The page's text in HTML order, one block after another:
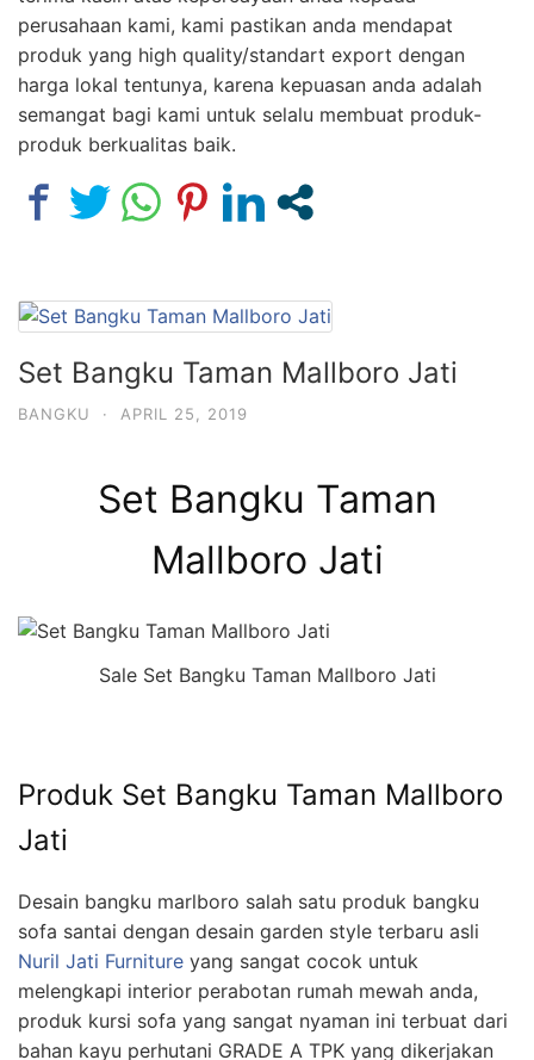
perusahaan kami, kami pastikan anda mendapat
produk yang high quality/standart export dengan
harga lokal tentunya, karena kepuasan anda adalah
semangat bagi kami untuk selalu membuat produk-
produk berkualitas baik.
Set Bangku Taman Mallboro Jati
BANGKU · APRIL 25, 2019
Set Bangku Taman
Mallboro Jati
Sale Set Bangku Taman Mallboro Jati
Produk Set Bangku Taman Mallboro
Jati
Desain bangku marlboro salah satu produk bangku
sofa santai dengan desain garden style terbaru asli
Nuril Jati Furniture yang sangat cocok untuk
melengkapi interior perabotan rumah mewah anda,
produk kursi sofa yang sangat nyaman ini terbuat dari
bahan kayu perhutani GRADE A TPK yang dikerjakan